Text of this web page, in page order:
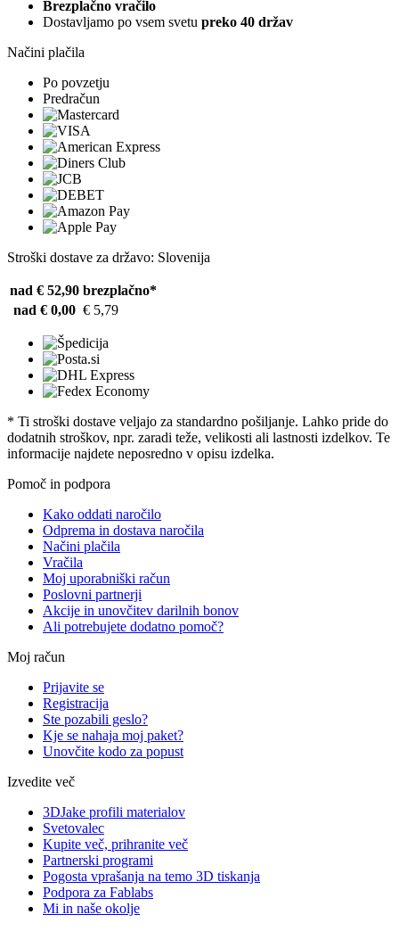
Brezplačno vračilo
Dostavljamo po vsem svetu preko 40 držav
Načini plačila
Po povzetju
Predračun
Stroški dostave za državo: Slovenija
nad € 52,90 brezplačno*
nad € 0,00 € 5,79
* Ti stroški dostave veljajo za standardno pošiljanje. Lahko pride do
dodatnih stroškov, npr. zaradi teže, velikosti ali lastnosti izdelkov. Te
informacije najdete neposredno v opisu izdelka.
Pomoč in podpora
Kako oddati naročilo
Odprema in dostava naročila
Načini plačila
Vračila
Moj uporabniški račun
Poslovni partnerji
Akcije in unovčitev darilnih bonov
Ali potrebujete dodatno pomoč?
Moj račun
Prijavite se
Registracija
Ste pozabili geslo?
Kje se nahaja moj paket?
Unovčite kodo za popust
Izvedite več
3DJake profili materialov
Svetovalec
Kupite več, prihranite več
Partnerski programi
Pogosta vprašanja na temo 3D tiskanja
Podpora za Fablabs
Mi in naše okolje